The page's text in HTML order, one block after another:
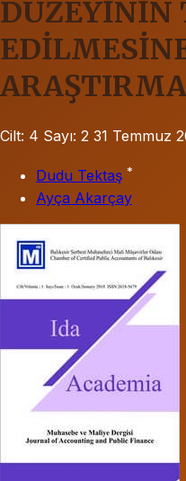
DÜZEYİNİN
ARAŞTIRMA
Cilt: 4 Sayı: 2 31 Temmuz
Dudu Tektaş *
Ayça Akarçay